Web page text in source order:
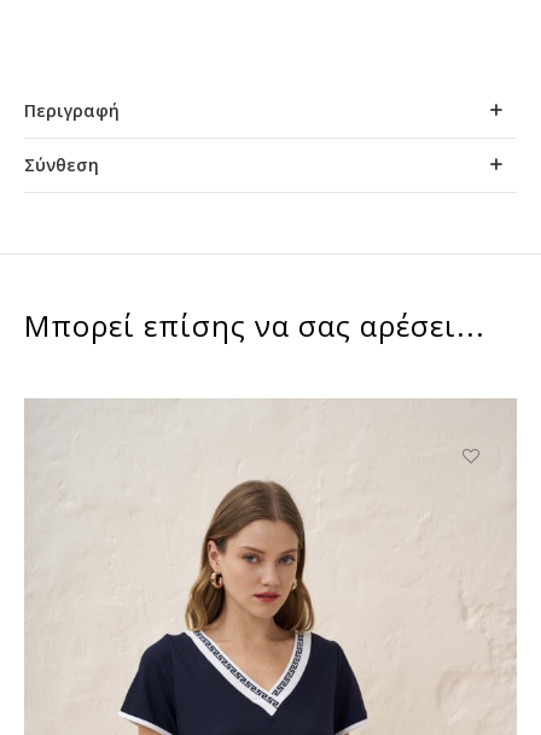
Περιγραφή
Σύνθεση
Μπορεί επίσης να σας αρέσει...